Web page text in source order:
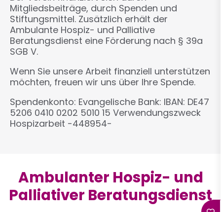
Mitgliedsbeiträge, durch Spenden und
Stiftungsmittel. Zusätzlich erhält der
Ambulante Hospiz- und Palliative
Beratungsdienst eine Förderung nach § 39a
SGB V.
Wenn Sie unsere Arbeit finanziell unterstützen
möchten, freuen wir uns über Ihre Spende.
Spendenkonto: Evangelische Bank: IBAN: DE47
5206 0410 0202 5010 15 Verwendungszweck
Hospizarbeit -448954-
Ambulanter Hospiz- und
Palliativer Beratungsdienst